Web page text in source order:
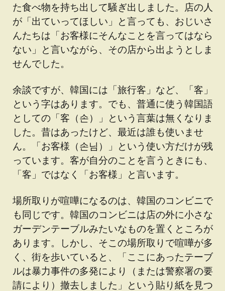
た食べ物を持ち出して騒ぎ出しました。店の人
が「出ていってほしい」と言っても、おじいさ
んたちは「お客様にそんなことを言ってはなら
ない」と言いながら、その店から出ようとしま
せんでした。
余談ですが、韓国には「旅行客」など、「客」
という字はあります。でも、普通に使う韓国語
としての「客（손）」という言葉は無くなりま
した。昔はあったけど、最近は誰も使いませ
ん。「お客様（손님）」という使い方だけが残
っています。客が自分のことを言うときにも、
「客」ではなく「お客様」と言います。
場所取りが喧嘩になるのは、韓国のコンビニで
も同じです。韓国のコンビニは店の外に小さな
ガーデンテーブルみたいなものを置くところが
あります。しかし、そこの場所取りで喧嘩が多
く、街を歩いていると、「ここにあったテーブ
ルは暴力事件の多発により（または警察署の要
請により）撤去しました」という貼り紙を見つ